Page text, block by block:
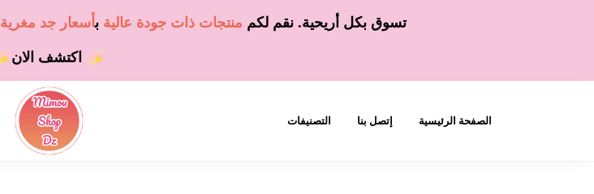
تسوق بكل أريحية. نقم لكم منتجات ذات جودة عالية بأسعار جد مغرية
اكتشف الان
الصفحة الرئيسية إتصل بنا التصنيفات